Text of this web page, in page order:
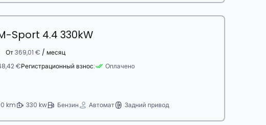
Sport 4.4 330kW
От369,01 € / месяц
€Регистрационный взнос: Oплачено
km 330 kw Бензин Автомат Задний привод